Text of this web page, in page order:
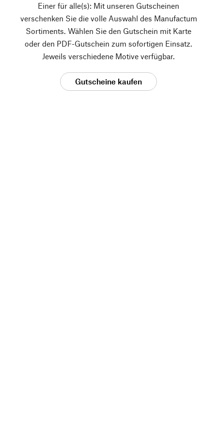
Einer für alle(s): Mit unseren Gutscheinen
verschenken Sie die volle Auswahl des Manufactum
Sortiments. Wählen Sie den Gutschein mit Karte
oder den PDF-Gutschein zum sofortigen Einsatz.
Jeweils verschiedene Motive verfügbar.
Gutscheine kaufen